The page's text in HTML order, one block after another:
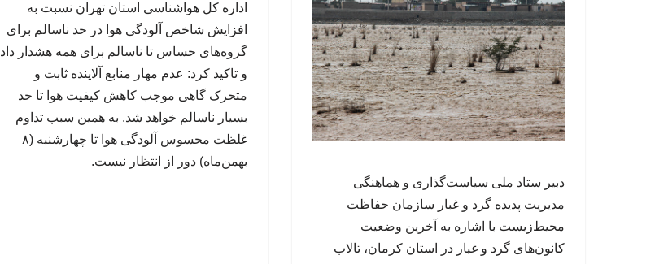
دبیر ستاد ملی سیاست‌گذاری و هماهنگی
مدیریت پدیده گرد و غبار سازمان حفاظت
محیط‌زیست با اشاره به آخرین وضعیت
کانون‌های گرد و غبار در استان کرمان، تالاب
اداره کل هواشناسی استان تهران نسبت به
افزایش شاخص آلودگی هوا در حد ناسالم برای
گروه‌های حساس تا ناسالم برای همه هشدار داد
و تاکید کرد: عدم مهار منابع آلاینده ثابت و
متحرک گاهی موجب کاهش کیفیت هوا تا حد
بسیار ناسالم خواهد شد. به همین سبب تداوم
غلظت محسوس آلودگی هوا تا چهارشنبه (۸
بهمن‌ماه) دور از انتظار نیست.